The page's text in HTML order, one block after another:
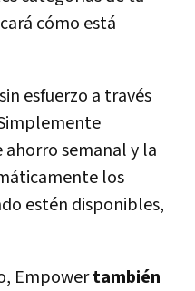
cómo está
esfuerzo a través
semanal y la
los
estén disponibles,
Empowertambién